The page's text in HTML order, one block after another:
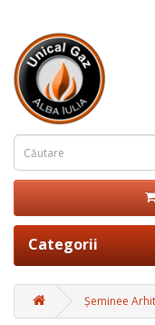
Categorii
Șeminee